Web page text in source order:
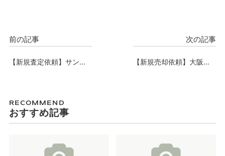
前の記事
【新規査定依頼】サンク
次の記事
【新規売却依頼】大阪市
RECOMMEND
おすすめ記事